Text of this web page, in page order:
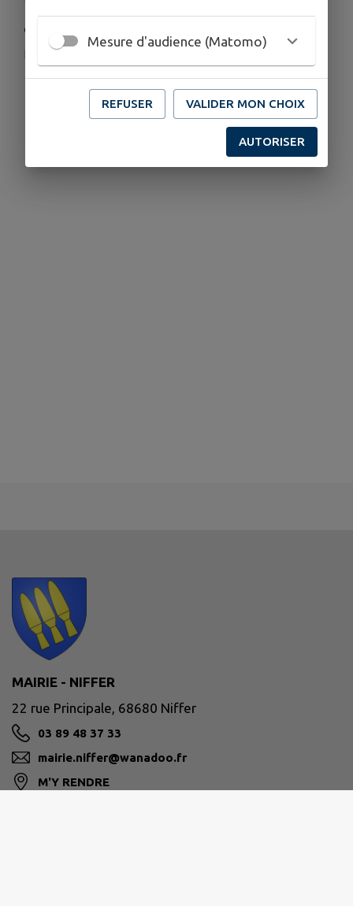
COORDONNÉES
apen.niffer@gmail.com
MAIRIE - NIFFER
22 rue Principale, 68680 Niffer
03 89 48 37 33
mairie.niffer@wanadoo.fr
M'Y RENDRE
Mesure d'audience (Matomo)
REFUSER VALIDER MON CHOIX
AUTORISER